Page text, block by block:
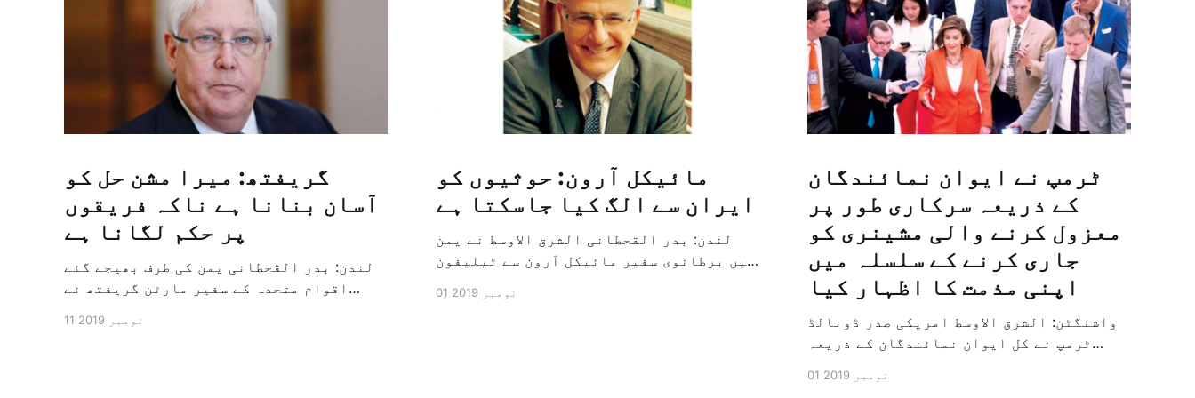
گریفتھ: میرا مشن حل کو
آسان بنانا ہے ناکہ فریقوں
پر حکم لگانا ہے
لندن: بدر القحطانی یمن کی طرف بھیجے گئے
اقوام متحدہ کے سفیر مارٹن گریفتھ نے
خاتمہ کے لئے ثالثی اور اس کشمکش کی
11 نومبر 2019
مائیکل آرون: حوثیوں کو
ایران سے الگ کیا جاسکتا ہے
لندن: بدر القحطانی الشرق الاوسط نے یمن
میں برطانوی سفیر مائیکل آرون سے ٹیلیفون
کہ کیا ایران کو حوثیوں سے الگ کیا جاسکتا
01 نومبر 2019
ٹرمپ نے ایوان نمائندگان
کے ذریعہ سرکاری طور پر
معزول کرنے والی مشینری کو
جاری کرنے کے سلسلہ میں
اپنی مذمت کا اظہار کیا
واشنگٹن: الشرق الاوسط امریکی صدر ڈونالڈ
ٹرمپ نے کل ایوان نمائندگان کے ذریعہ
جاری کرنے کے سلسلہ میں اپنی مذمت کا
01 نومبر 2019